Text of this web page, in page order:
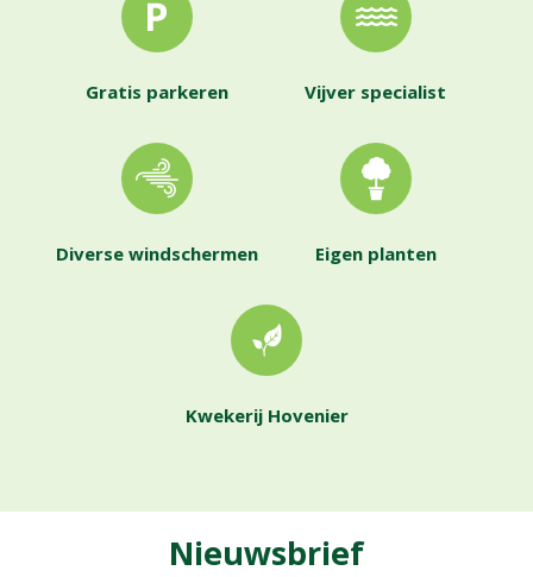
Gratis parkeren Vijver specialist
Diverse windschermen Eigen planten
Kwekerij Hovenier
Nieuwsbrief